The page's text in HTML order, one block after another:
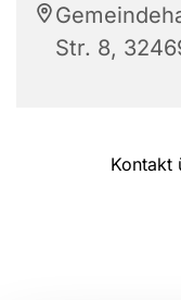
Str. 8,
Kontakt